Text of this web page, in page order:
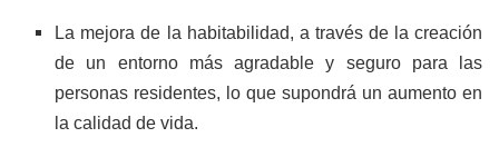
La mejora de la habitabilidad, a través de la creación
de un entorno más agradable y seguro para las
personas residentes, lo que supondrá un aumento en
la calidad de vida.